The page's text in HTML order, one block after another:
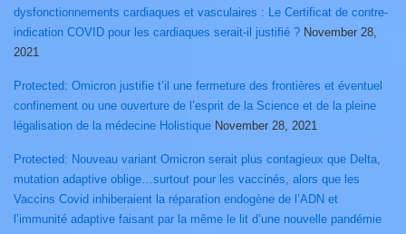
dysfonctionnements cardiaques et vasculaires : Le Certificat de contre-
indication COVID pour les cardiaques serait-il justifié ? November 28,
2021
Protected: Omicron justifie t’il une fermeture des frontières et éventuel
confinement ou une ouverture de l’esprit de la Science et de la pleine
légalisation de la médecine Holistique November 28, 2021
Protected: Nouveau variant Omicron serait plus contagieux que Delta,
mutation adaptive oblige…surtout pour les vaccinés, alors que les
Vaccins Covid inhiberaient la réparation endogène de l’ADN et
l’immunité adaptive faisant par la même le lit d’une nouvelle pandémie